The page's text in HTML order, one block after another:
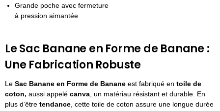
Grande poche avec fermeture
à pression aimantée
Le Sac Banane en Forme de Banane :
Une Fabrication Robuste
Le Sac Banane en Forme de Banane est fabriqué en toile de
coton, aussi appelé canva , un matériau résistant et durable. En
plus d’être tendance , cette toile de coton assure une longue durée